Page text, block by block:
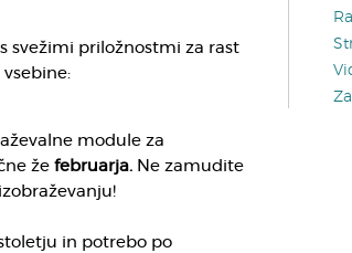
svežimi priložnostmi za rast
module za
že februarja.Ne zamudite
in potrebo po